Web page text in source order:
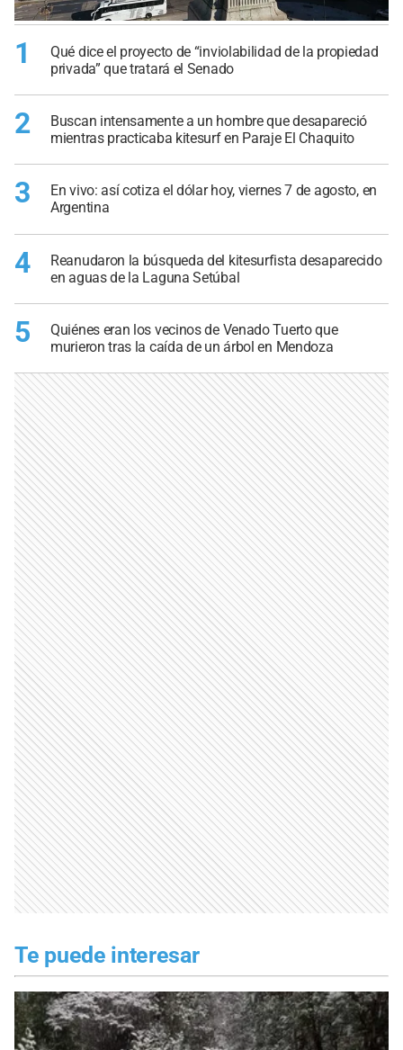
1
Qué dice el proyecto de “inviolabilidad de la propiedad
privada” que tratará el Senado
2
Buscan intensamente a un hombre que desapareció
mientras practicaba kitesurf en Paraje El Chaquito
3
En vivo: así cotiza el dólar hoy, viernes 7 de agosto, en
Argentina
4
Reanudaron la búsqueda del kitesurfista desaparecido
en aguas de la Laguna Setúbal
5
Quiénes eran los vecinos de Venado Tuerto que
murieron tras la caída de un árbol en Mendoza
Te puede interesar